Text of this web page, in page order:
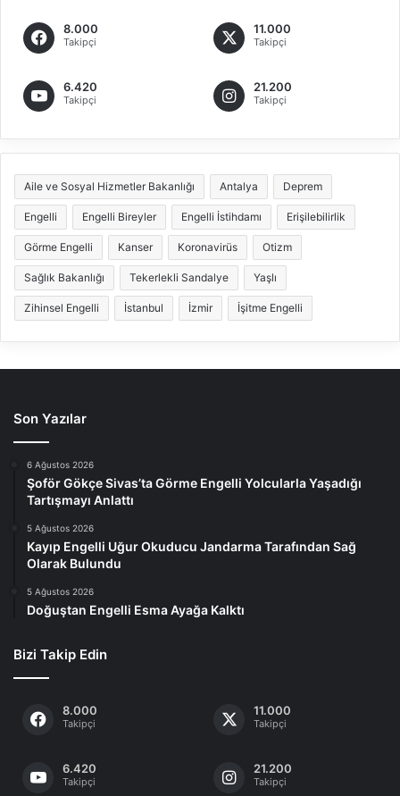
8.000
Takipçi
11.000
Takipçi
6.420
Takipçi
21.200
Takipçi
Aile ve Sosyal Hizmetler Bakanlığı Antalya Deprem
Engelli Engelli Bireyler Engelli İstihdamı Erişilebilirlik
Görme Engelli Kanser Koronavirüs Otizm
Sağlık Bakanlığı Tekerlekli Sandalye Yaşlı
Zihinsel Engelli İstanbul İzmir İşitme Engelli
Son Yazılar
6 Ağustos 2026
Şoför Gökçe Sivas’ta Görme Engelli Yolcularla Yaşadığı
Tartışmayı Anlattı
5 Ağustos 2026
Kayıp Engelli Uğur Okuducu Jandarma Tarafından Sağ
Olarak Bulundu
5 Ağustos 2026
Doğuştan Engelli Esma Ayağa Kalktı
Bizi Takip Edin
8.000
Takipçi
11.000
Takipçi
6.420
Takipçi
21.200
Takipçi